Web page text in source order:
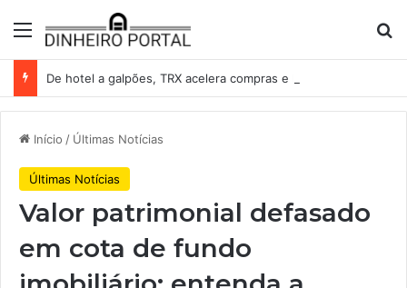
Menu
Início / Últimas Notícias
Últimas Notícias
Valor patrimonial defasado
em cota de fundo